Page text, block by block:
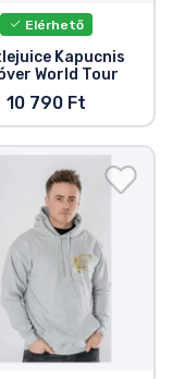
Elérhető
Kapucnis
World Tour
10 790 Ft